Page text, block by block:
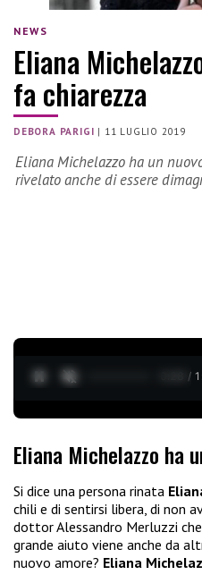
NEWS
Eliana
fa chiarezza
DEBORA PARIGI | 11 LUGLIO 2019
Eliana Michelazzo ha un
rivelato anche di essere
0:29 /
Eliana Michelazzo ha
Si dice una persona rinata
chili e di sentirsi libera, di non
dottor Alessandro Merluzzi
grande aiuto viene anche da
nuovo amore? Eliana